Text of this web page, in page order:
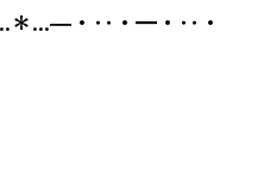
…―・‥・━・‥・